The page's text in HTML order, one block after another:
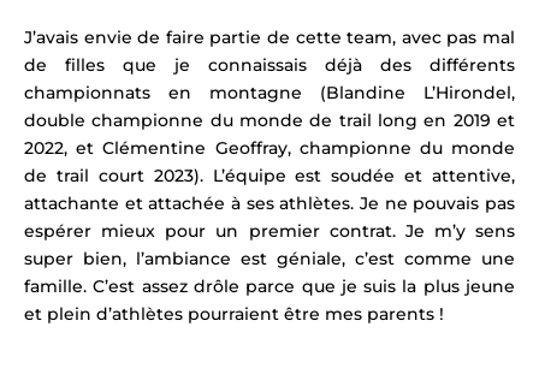
J’avais envie de faire partie de cette team, avec pas mal
de filles que je connaissais déjà des différents
championnats en montagne (Blandine L’Hirondel,
doublechampionne du monde de trail long en 2019 et
2022, et Clémentine Geoffray, championne du monde
de trail court 2023). L’équipe est soudée et attentive,
attachante et attachée à ses athlètes. Je ne pouvais pas
espérer mieux pour un premier contrat. Je m’y sens
super bien, l’ambiance est géniale, c’est comme une
famille. C’est assez drôle parce que je suis la plus jeune
et plein d’athlètes pourraient être mes parents !